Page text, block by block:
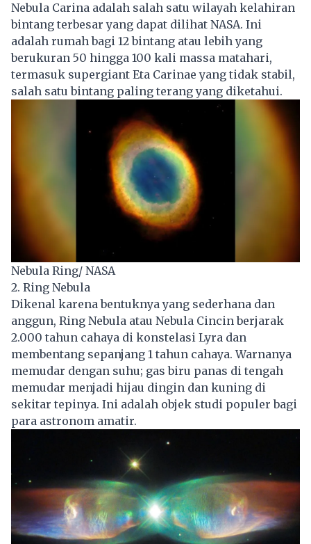
Nebula Carina adalah salah satu wilayah kelahiran
bintang terbesar yang dapat dilihat NASA. Ini
adalah rumah bagi 12 bintang atau lebih yang
berukuran 50 hingga 100 kali massa matahari,
termasuk supergiant Eta Carinae yang tidak stabil,
salah satu bintang paling terang yang diketahui.
Nebula Ring/ NASA
2. Ring Nebula
Dikenal karena bentuknya yang sederhana dan
anggun, Ring Nebula atau Nebula Cincin berjarak
2.000 tahun cahaya di konstelasi Lyra dan
membentang sepanjang 1 tahun cahaya. Warnanya
memudar dengan suhu; gas biru panas di tengah
memudar menjadi hijau dingin dan kuning di
sekitar tepinya. Ini adalah objek studi populer bagi
para astronom amatir.